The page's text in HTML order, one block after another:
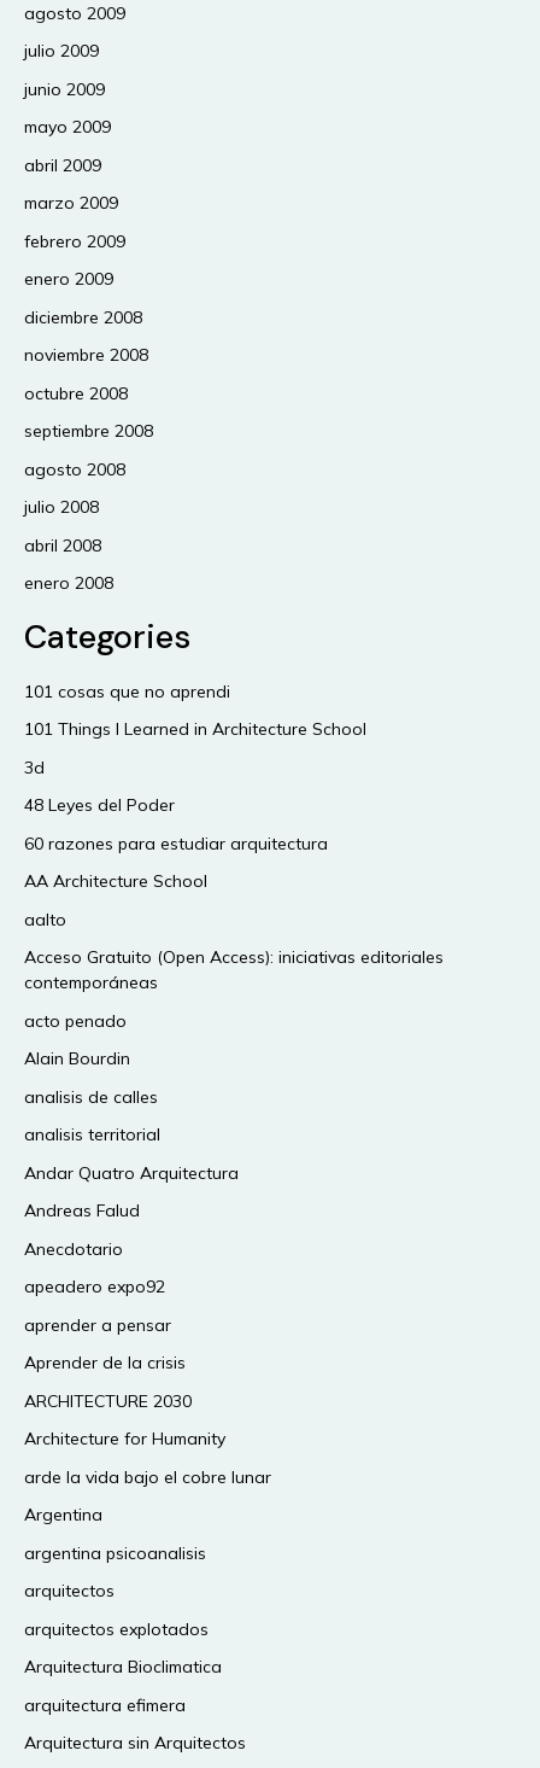
agosto 2009
julio 2009
junio 2009
mayo 2009
abril 2009
marzo 2009
febrero 2009
enero 2009
diciembre 2008
noviembre 2008
octubre 2008
septiembre 2008
agosto 2008
julio 2008
abril 2008
enero 2008
Categories
101 cosas que no aprendi
101 Things I Learned in Architecture School
3d
48 Leyes del Poder
60 razones para estudiar arquitectura
AA Architecture School
aalto
Acceso Gratuito (Open Access): iniciativas editoriales
contemporáneas
acto penado
Alain Bourdin
analisis de calles
analisis territorial
Andar Quatro Arquitectura
Andreas Falud
Anecdotario
apeadero expo92
aprender a pensar
Aprender de la crisis
ARCHITECTURE 2030
Architecture for Humanity
arde la vida bajo el cobre lunar
Argentina
argentina psicoanalisis
arquitectos
arquitectos explotados
Arquitectura Bioclimatica
arquitectura efimera
Arquitectura sin Arquitectos